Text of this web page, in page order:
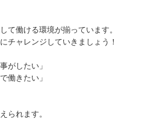
て働ける環境が揃っています。
チャレンジしていきましょう！
がしたい」
働きたい」
られます。